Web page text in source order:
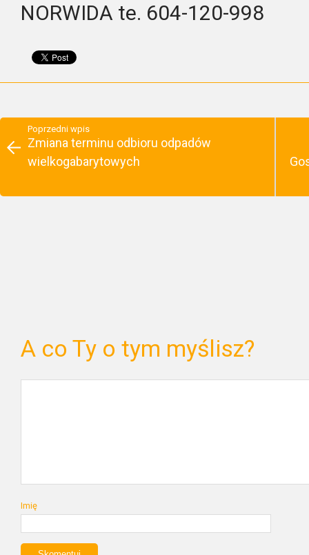
NORWIDA te. 604-120-998
Poprzedni wpis
Zmiana terminu odbioru odpadów
wielkogabarytowych
A co Ty o tym myślisz?
Imię